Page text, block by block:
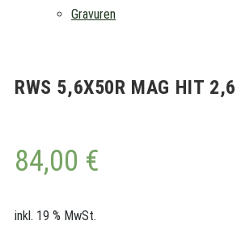
Gravuren
RWS 5,6X50R MAG HIT
84,00 €
inkl. 19 % MwSt.